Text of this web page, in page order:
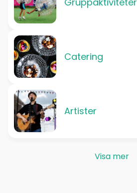
Catering
Artister
Visa mer